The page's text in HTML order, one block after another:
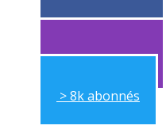
> 11k abonnés
> 11k abonnés
> 8k abonnés